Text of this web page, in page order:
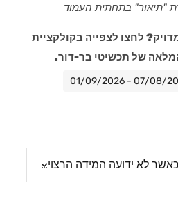
"תיאור" בתחתית העמוד
לחצו לצפייה בקולקציית
של תכשיטי בר-דור.